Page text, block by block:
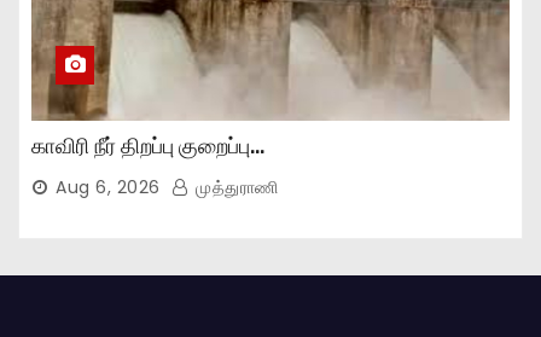
காவிரி நீர் திறப்பு குறைப்பு…
Aug 6, 2026 முத்துராணி